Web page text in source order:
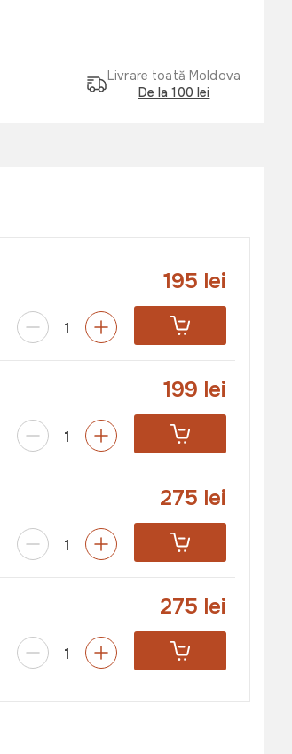
Livrare toată Moldova
De la 100 lei
195 lei
199 lei
275 lei
275 lei